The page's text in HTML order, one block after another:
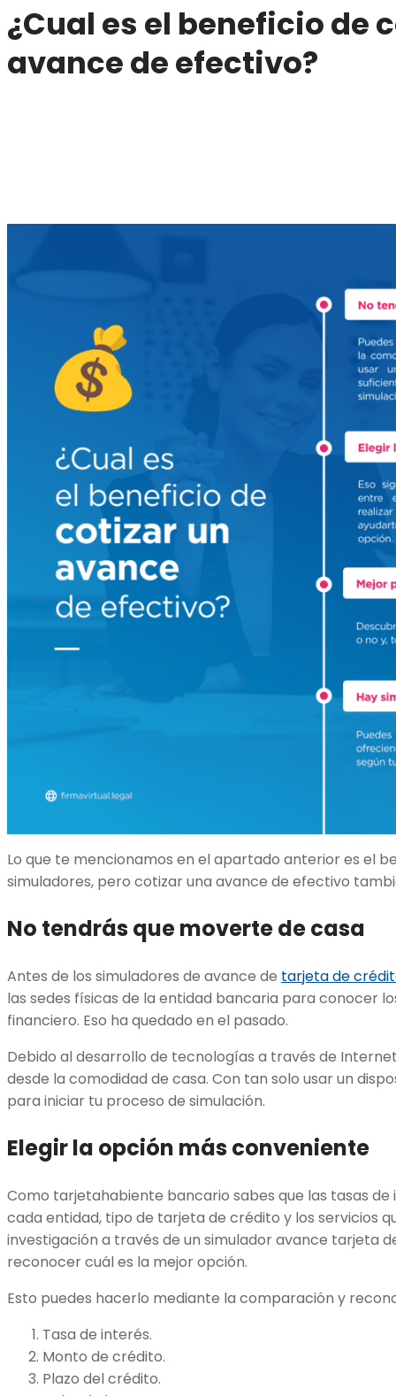
¿Cual es el beneficio de
avance de efectivo?
Lo que te mencionamos en el apartado anterior es el
simuladores, pero cotizar una avance de efectivo
No tendrás que moverte de casa
Antes de los simuladores de avance de tarjeta de
las sedes físicas de la entidad bancaria para conocer
financiero. Eso ha quedado en el pasado.
Debido al desarrollo de tecnologías a través de
desde la comodidad de casa. Con tan solo usar un
para iniciar tu proceso de simulación.
Elegir la opción más conveniente
Como tarjetahabiente bancario sabes que las tasas
cada entidad, tipo de tarjeta de crédito y los servicios
investigación a través de un simulador avance tarjeta
reconocer cuál es la mejor opción.
Esto puedes hacerlo mediante la comparación y
Tasa de interés.
Monto de crédito.
Plazo del crédito.